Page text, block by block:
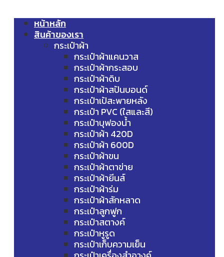
หน้าหลัก
สินค้าของเรา
กระเป๋าผ้า
กระเป๋าผ้าแคนวาส
กระเป๋าผ้ากระสอบ
กระเป๋าผ้าดิบ
กระเป๋าผ้าสปันบอนด์
กระเป๋าเป้สะพายหลัง
กระเป๋า PVC (ใสและสี)
กระเป๋าบุฟองน้ำ
กระเป๋าผ้า 420D
กระเป๋าผ้า 600D
กระเป๋าผ้าขน
กระเป๋าผ้าตาข่าย
กระเป๋าผ้ายีนส์
กระเป๋าผ้าร่ม
กระเป๋าผ้าสักหลาด
กระเป๋าลูกฟูก
กระเป๋าสตางค์
กระเป๋าหูรูด
กระเป๋าเก็บความเย็น